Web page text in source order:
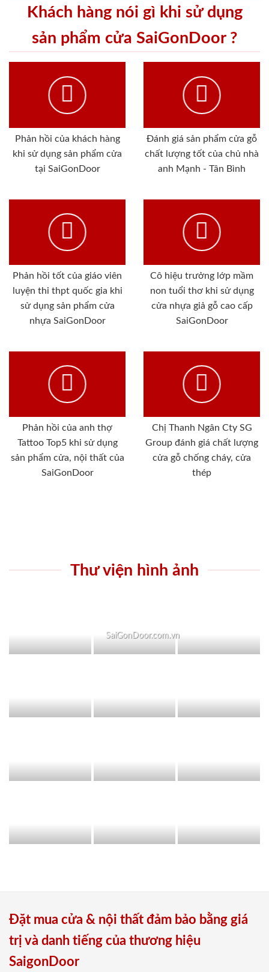
Khách hàng nói gì khi sử dụng
sản phẩm cửa SaiGonDoor ?
Phản hồi của khách hàng
khi sử dụng sản phẩm cửa
tại SaiGonDoor
Đánh giá sản phẩm cửa gỗ
chất lượng tốt của chủ nhà
anh Mạnh - Tân Bình
Phản hồi tốt của giáo viên
luyện thi thpt quốc gia khi
sử dụng sản phẩm cửa
nhựa SaiGonDoor
Cô hiệu trưởng lớp mầm
non tuổi thơ khi sử dụng
cửa nhựa giả gỗ cao cấp
SaiGonDoor
Phản hồi của anh thợ
Tattoo Top5 khi sử dụng
sản phẩm cửa, nội thất của
SaiGonDoor
Chị Thanh Ngân Cty SG
Group đánh giá chất lượng
cửa gỗ chống cháy, cửa
thép
Thư viện hình ảnh
SaiGonDoor.com.vn
Đặt mua cửa & nội thất đảm bảo bằng giá
trị và danh tiếng của thương hiệu
SaigonDoor